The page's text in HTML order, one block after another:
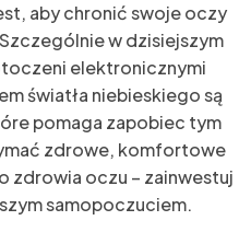
aby chronić swoje oczy
w dzisiejszym
elektronicznymi
światła niebieskiego są
pomaga zapobiec tym
zdrowe, komfortowe
zdrowia oczu – zainwestuj
samopoczuciem.